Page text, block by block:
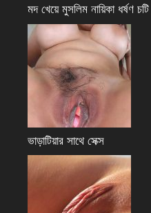
মদ খেয়ে মুসলিম নায়িকা ধর্ষণ চটি
ভাড়াটিয়ার সাথে সেক্স